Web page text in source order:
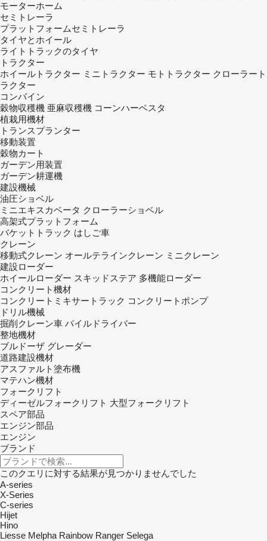
モーターホーム
セミトレーラ
プラットフォームセミトレーラ
タイヤとホイール
ライトトラックのタイヤ
トラクター
ホイールトラクター ミニトラクター モトトラクター クローラート
ラクター
コンバイン
穀物収穫機 亜麻収穫機 コーンハーベスタ
植栽用機材
トランスプランター
移動装置
穀物カート
ガーデン用装置
ガーデン耕運機
建設機械
油圧ショベル
ミニエキスカベータ クローラーショベル
高架式プラットフォーム
バケットトラック はしご車
クレーン
移動式クレーン オールテラインクレーン ミニクレーン
建設ローダー
ホイールローダー スキッドステア 多機能ローダー
コンクリート機材
コンクリートミキサートラック コンクリートポンプ
ドリル機械
掘削クレーン車 パイルドライバー
整地機材
ブルドーザ グレーダー
道路建設機材
アスファルト塗布機
マテハン機材
フォークリフト
ディーゼルフォークリフト 大型フォークリフト
スペア部品
エンジン部品
エンジン
ブランド
このクエリに対する結果が見つかりませんでした
A-series
X-Series
C-series
Hijet
Hino
Liesse Melpha Rainbow Ranger Selega